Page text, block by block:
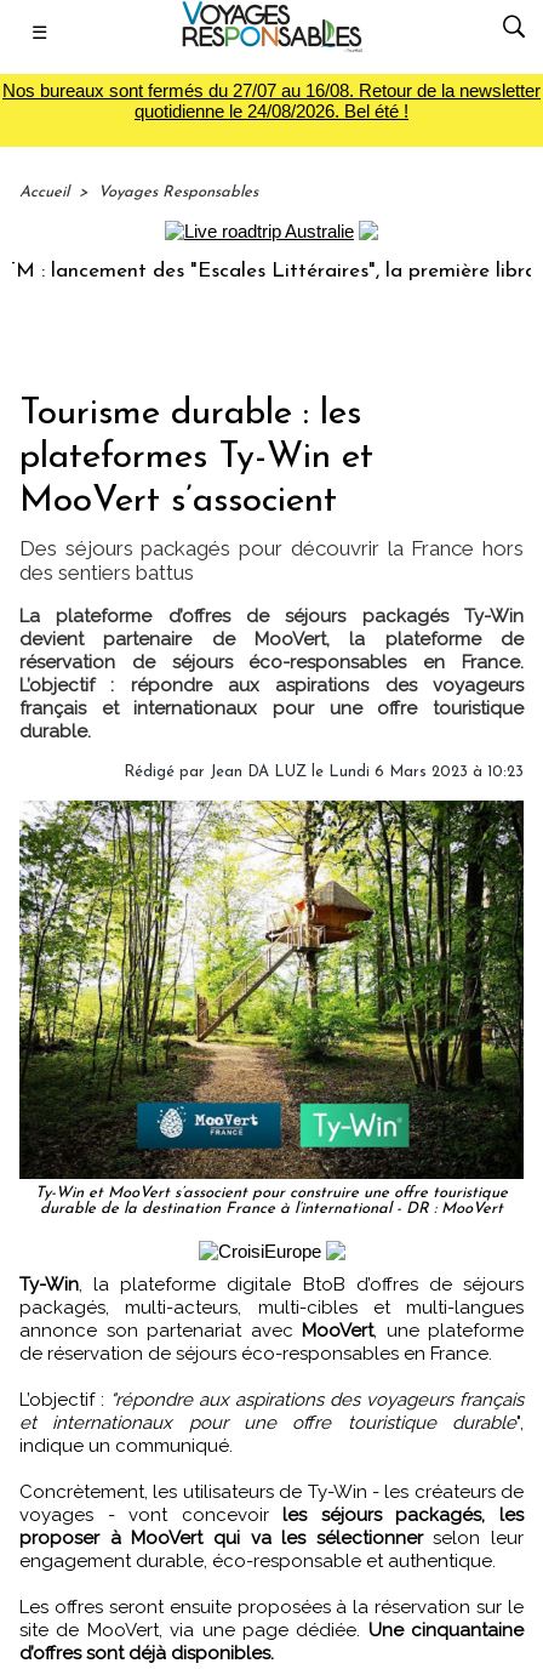
☰
Nos bureaux sont fermés du 27/07 au 16/08. Retour de la newsletter
quotidienne le 24/08/2026. Bel été !
Accueil > Voyages Responsables
des "Escales Littéraires", la première librairie
Tourisme durable : les
plateformes Ty-Win et
MooVert s’associent
Des séjours packagés pour découvrir la France hors
des sentiers battus
La plateforme d’offres de séjours packagés Ty-Win
devient partenaire de MooVert, la plateforme de
réservation de séjours éco-responsables en France.
L’objectif : répondre aux aspirations des voyageurs
français et internationaux pour une offre touristique
durable.
Rédigé par Jean DA LUZ le Lundi 6 Mars 2023 à 10:23
Ty-Win et MooVert s’associent pour construire une offre touristique
durable de la destination France à l’international - DR : MooVert
Ty-Win , la plateforme digitale BtoB d’offres de séjours
packagés, multi-acteurs, multi-cibles et multi-langues
annonce son partenariat avec MooVert, une plateforme
de réservation de séjours éco-responsables en France.
L’objectif : "répondre aux aspirations des voyageurs français
et internationaux pour une offre touristique durable",
indique un communiqué.
Concrètement, les utilisateurs de Ty-Win - les créateurs de
voyages - vont concevoir les séjours packagés, les
proposer à MooVert qui va les sélectionnerselon leur
engagement durable, éco-responsable et authentique.
Les offres seront ensuite proposées à la réservation sur le
site de MooVert, via une page dédiée. Une cinquantaine
d’offres sont déjà disponibles.